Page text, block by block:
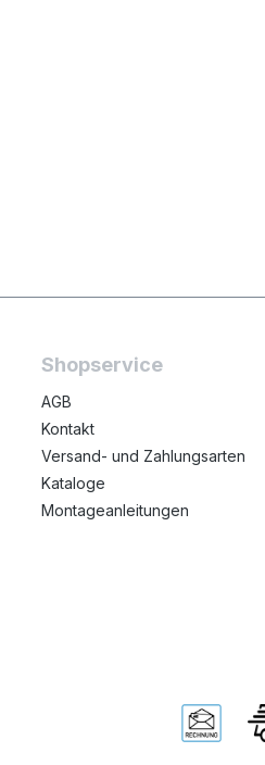
Shopservice
AGB
Kontakt
Versand- und Zahlungsarten
Kataloge
Montageanleitungen